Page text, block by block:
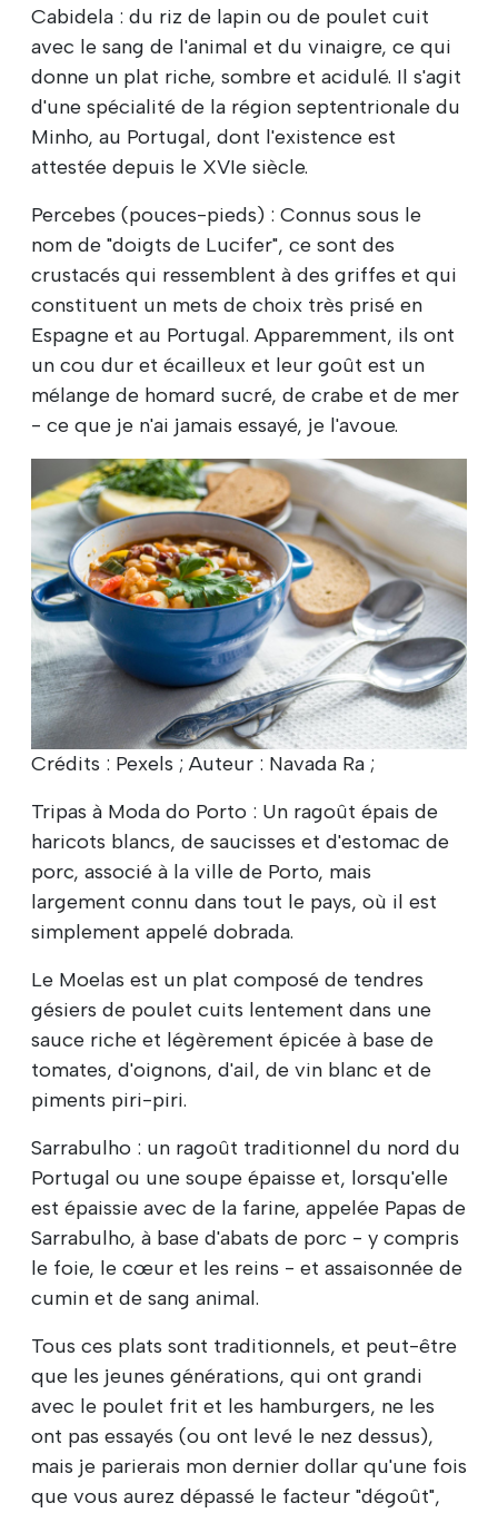
Cabidela : du riz de lapin ou de poulet cuit
avec le sang de l'animal et du vinaigre, ce qui
donne un plat riche, sombre et acidulé. Il s'agit
d'une spécialité de la région septentrionale du
Minho, au Portugal, dont l'existence est
attestée depuis le XVIe siècle.
Percebes (pouces-pieds) : Connus sous le
nom de "doigts de Lucifer", ce sont des
crustacés qui ressemblent à des griffes et qui
constituent un mets de choix très prisé en
Espagne et au Portugal. Apparemment, ils ont
un cou dur et écailleux et leur goût est un
mélange de homard sucré, de crabe et de mer
- ce que je n'ai jamais essayé, je l'avoue.
Crédits : Pexels ; Auteur : Navada Ra ;
Tripas à Moda do Porto : Un ragoût épais de
haricots blancs, de saucisses et d'estomac de
porc, associé à la ville de Porto, mais
largement connu dans tout le pays, où il est
simplement appelé dobrada.
Le Moelas est un plat composé de tendres
gésiers de poulet cuits lentement dans une
sauce riche et légèrement épicée à base de
tomates, d'oignons, d'ail, de vin blanc et de
piments piri-piri.
Sarrabulho : un ragoût traditionnel du nord du
Portugal ou une soupe épaisse et, lorsqu'elle
est épaissie avec de la farine, appelée Papas de
Sarrabulho, à base d'abats de porc - y compris
le foie, le cœur et les reins - et assaisonnée de
cumin et de sang animal.
Tous ces plats sont traditionnels, et peut-être
que les jeunes générations, qui ont grandi
avec le poulet frit et les hamburgers, ne les
ont pas essayés (ou ont levé le nez dessus),
mais je parierais mon dernier dollar qu'une fois
que vous aurez dépassé le facteur "dégoût",